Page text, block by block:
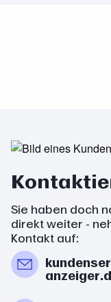
Sie haben doch
direkt weiter -
Kontakt auf: